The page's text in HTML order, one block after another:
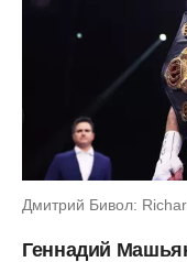
Дмитрий Бивол:
Геннадий